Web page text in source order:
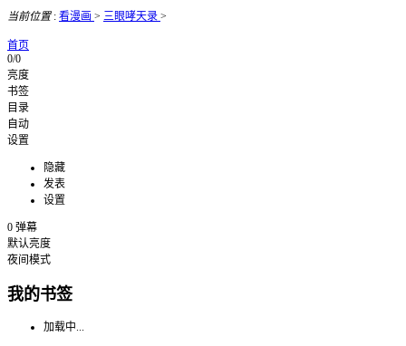
当前位置: 看漫画 > 三眼哮天录 >
首页
0/0
亮度
书签
目录
自动
设置
隐藏
发表
设置
0 弹幕
默认亮度
夜间模式
我的书签
加载中...